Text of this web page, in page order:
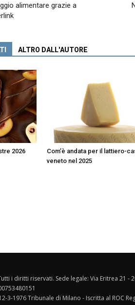
alimentare grazie a
ALTRO DALL'AUTORE
2026
Com’è andata per il lattiero-
veneto nel 2025
i diritti riservati. Sede legale: Via Eritrea 21
3-1976 Tribunale di Milano - Iscritta al ROC